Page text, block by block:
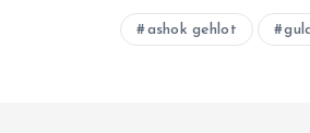
ashok gehlot